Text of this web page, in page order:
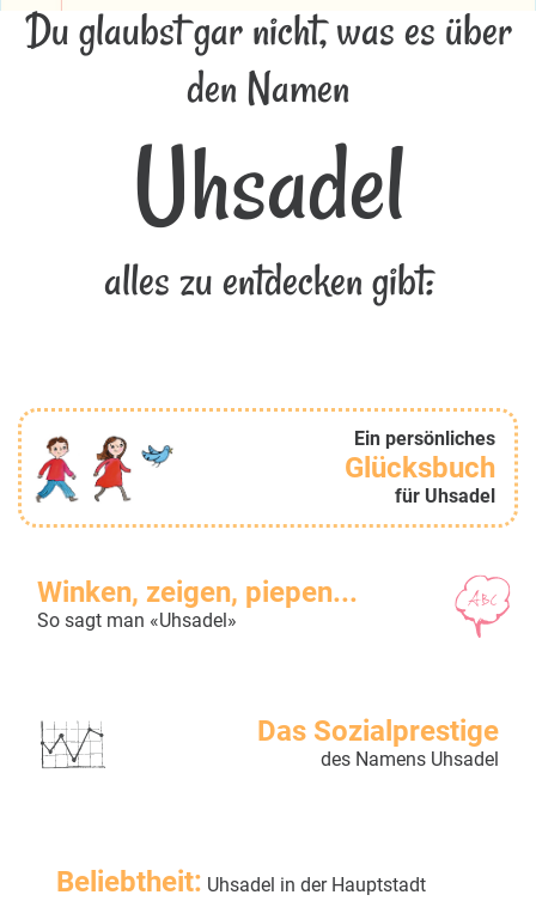
Du glaubst gar nicht, was es über
den Namen
Uhsadel
alles zu entdecken gibt:
Ein persönliches
Glücksbuch
für Uhsadel
Winken, zeigen, piepen...
So sagt man «Uhsadel»
Das Sozialprestige
des Namens Uhsadel
Beliebtheit: Uhsadel in der Hauptstadt